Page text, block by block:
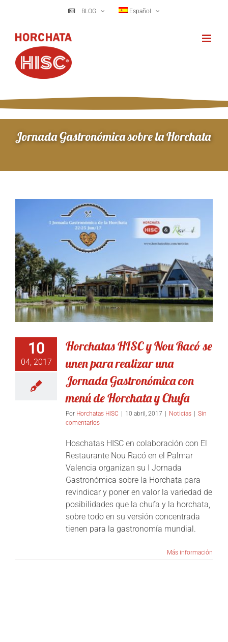
BLOG Español
Jornada Gastronómica sobre la Horchata
10
04, 2017
Horchatas HISC y Nou Racó se
unen para realizar una
Jornada Gastronómica con
menú de Horchata y Chufa
Por Horchatas HISC | 10 abril, 2017 | Noticias | Sin
comentarios
Hoschatas HISC en colaboración con El
Restaurante Nou Racó en el Palmar
Valencia organizan su I Jornada
Gastronómica sobre la Horchata para
revindicar y poner en valor la variedad de
posibilidades que la chufa y la horchata,
sobre todo en su versión concentrada
tienen para la gastronomía mundial.
Más información